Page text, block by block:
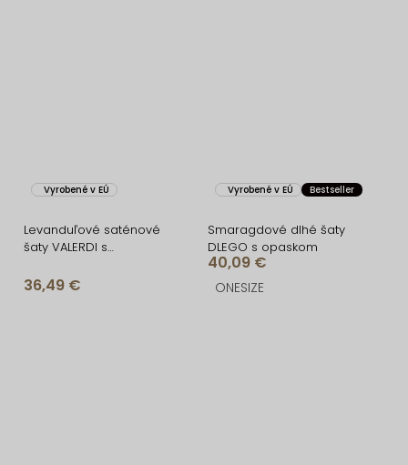
Vyrobené v EÚ
Levanduľové saténové
šaty VALERDI s
rázporkom
36,49 €
Vyrobené v EÚ Bestseller
Smaragdové dlhé šaty
DLEGO s opaskom
40,09 €
ONESIZE